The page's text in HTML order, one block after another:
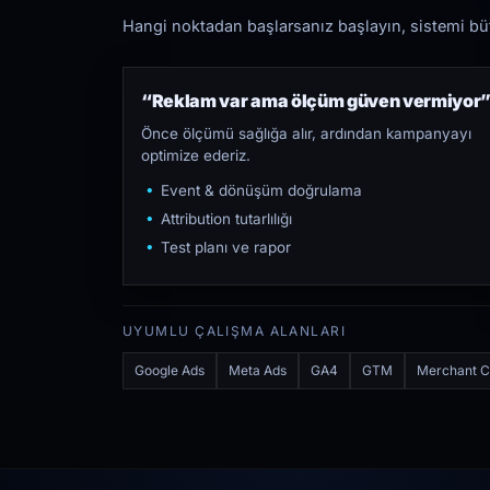
Hangi noktadan başlarsanız başlayın, sistemi
“Reklam var ama ölçüm güven
Önce ölçümü sağlığa alır, ardından kampanyayı
optimize ederiz.
Event & dönüşüm doğrulama
Attribution tutarlılığı
Test planı ve rapor
UYUMLU ÇALIŞMA ALANLARI
Google Ads Meta Ads GA4 GTM Merchant